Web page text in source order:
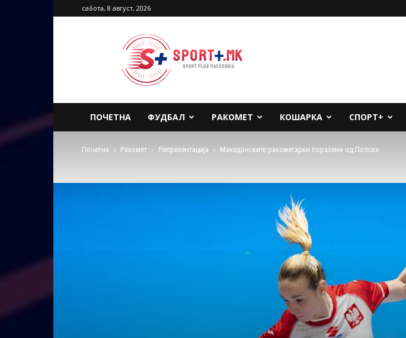
сабота, 8 август, 2026
Sport
Plus
Macedonia
ПОЧЕТНА ФУДБАЛ РАКОМЕТ КОШАРКА СПОРТ+
Почетна Ракомет Репрезентација Македонските ракометарки поразени од Полска